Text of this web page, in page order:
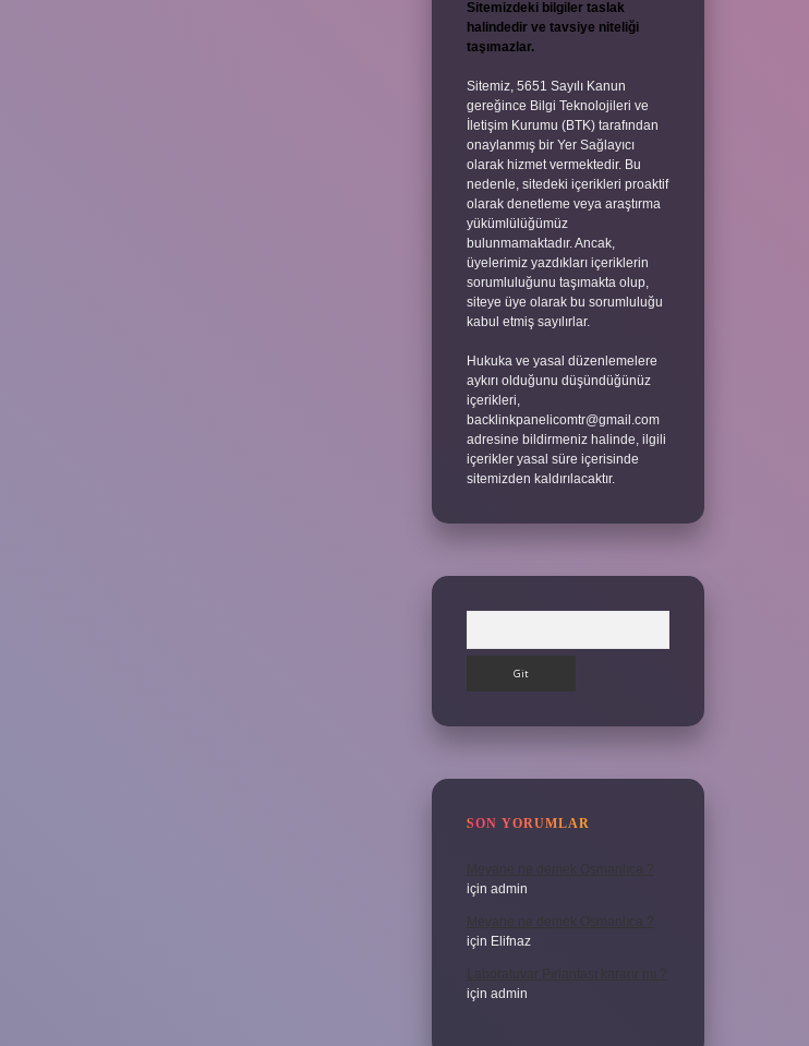
Sitemizdeki bilgiler taslak
halindedir ve tavsiye niteliği
taşımazlar.
Sitemiz, 5651 Sayılı Kanun
gereğince Bilgi Teknolojileri ve
İletişim Kurumu (BTK) tarafından
onaylanmış bir Yer Sağlayıcı
olarak hizmet vermektedir. Bu
nedenle, sitedeki içerikleri proaktif
olarak denetleme veya araştırma
yükümlülüğümüz
bulunmamaktadır. Ancak,
üyelerimiz yazdıkları içeriklerin
sorumluluğunu taşımakta olup,
siteye üye olarak bu sorumluluğu
kabul etmiş sayılırlar.
Hukuka ve yasal düzenlemelere
aykırı olduğunu düşündüğünüz
içerikleri,
backlinkpanelicomtr@gmail.com
adresine bildirmeniz halinde, ilgili
içerikler yasal süre içerisinde
sitemizden kaldırılacaktır.
SON YORUMLAR
Meyane ne demek Osmanlıca ?
için admin
Meyane ne demek Osmanlıca ?
için Elifnaz
Laboratuvar Pırlantası kararır mı ?
için admin